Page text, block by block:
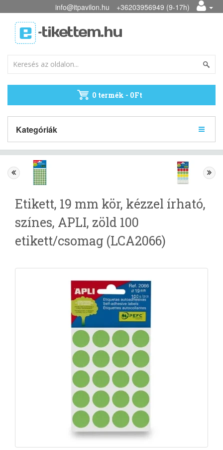
info@itpavilon.hu +36203956949 (9-17h)
0 termék - 0Ft
Kategóriák
Etikett, 19 mm kör, kézzel írható,
színes, APLI, zöld 100
etikett/csomag (LCA2066)